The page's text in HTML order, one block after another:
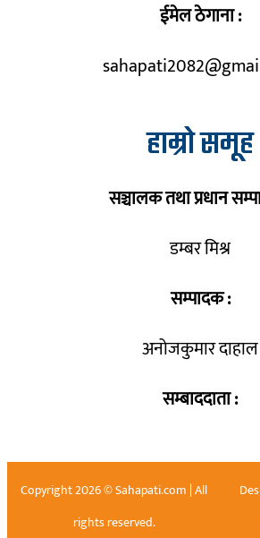
ईमेल ठेगाना :
हाम्रो समूह
सञ्चालक तथा प्रधान
डम्बर मिश्र
सम्पादक :
अनोजकुमार दाहाल
सम्बाददाता :
Copyright 2026 © Sahapati.com | All
rights reserved.